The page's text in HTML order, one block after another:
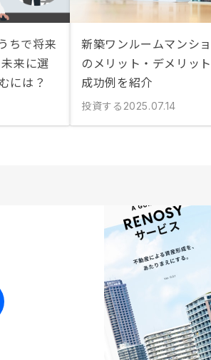
ちで将来
来に選
には？
新築ワンルームマンシ
のメリット・デメリッ
成功例を紹介
投資する 2025.07.14